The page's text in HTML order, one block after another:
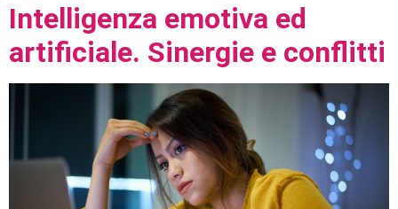
Intelligenza emotiva ed
artificiale. Sinergie e conflitti